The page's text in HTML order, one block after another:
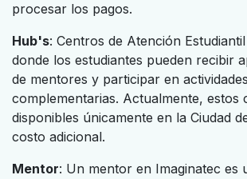
procesar los pagos.
Hub's: Centros de Atención
donde los estudiantes pueden recibir
de mentores y participar en
complementarias. Actualmente, estos
disponibles únicamente en la Ciudad
costo adicional.
Mentor: Un mentor en Imaginatec es